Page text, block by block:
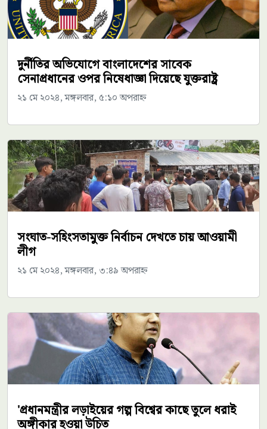
দুর্নীতির অভিযোগে বাংলাদেশের সাবেক
সেনাপ্রধানের ওপর নিষেধাজ্ঞা দিয়েছে যুক্তরাষ্ট্র
২১ মে ২০২৪, মঙ্গলবার, ৫:১০ অপরাহ্ন
সংঘাত-সহিংসতামুক্ত নির্বাচন দেখতে চায় আওয়ামী
লীগ
২১ মে ২০২৪, মঙ্গলবার, ৩:৪৯ অপরাহ্ন
'প্রধানমন্ত্রীর লড়াইয়ের গল্প বিশ্বের কাছে তুলে ধরাই
অঙ্গীকার হওয়া উচিত